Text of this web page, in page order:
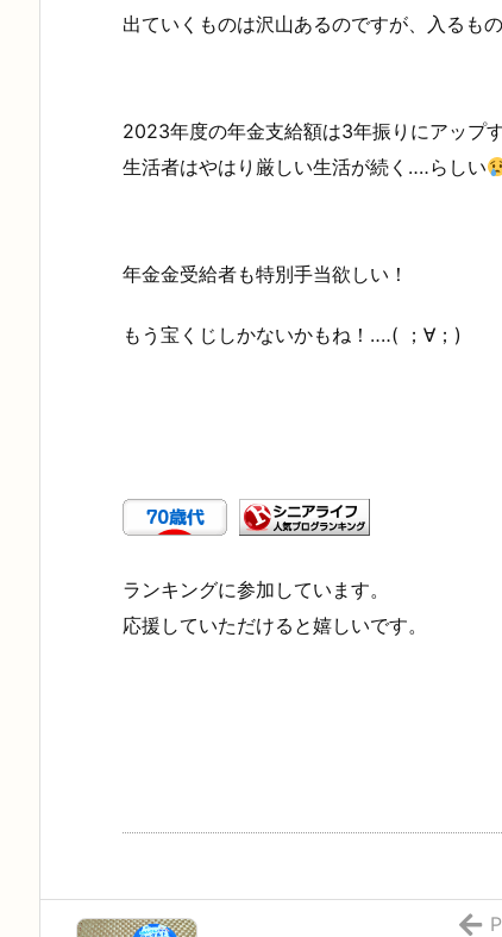
出ていくものは沢山あるのですが、入るもの
2023年度の年金支給額は3年振りにアップ
生活者はやはり厳しい生活が続く‥‥らしい
年金金受給者も特別手当欲しい！
もう宝くじしかないかもね！‥‥( ；∀；)
ランキングに参加しています。
応援していただけると嬉しいです。